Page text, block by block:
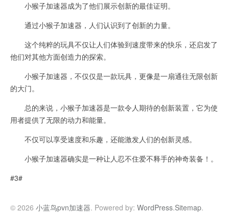
小猴子加速器成为了他们展示创新的最佳证明。
通过小猴子加速器，人们认识到了创新的力量。
这个纯粹的玩具不仅让人们体验到速度带来的快乐，还启发了
他们对其他方面创造力的探索。
小猴子加速器，不仅仅是一款玩具，更像是一扇通往无限创新
的大门。
总的来说，小猴子加速器是一款令人期待的创新装置，它为使
用者提供了无限的动力和能量。
不仅可以享受速度和乐趣，还能激发人们的创新灵感。
小猴子加速器确实是一种让人忍不住爱不释手的神奇装备！。
#3#
© 2026 小蓝鸟pvn加速器. Powered by: WordPress.Sitemap.